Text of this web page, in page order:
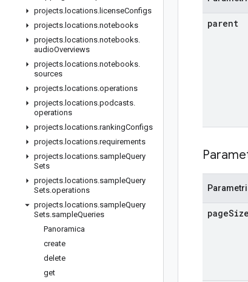
projects. locations. licenseConfigs
projects. locations.notebooks
projects. locations.notebooks.
audioOverviews
projects. locations.notebooks.
sources
projects. locations.operations
projects. locations.podcasts.
operations
projects. locations.rankingConfigs
projects. locations.requirements
projects. locations.sampleQuery
Sets
projects. locations.sampleQuery
Sets.operations
projects. locations.sampleQuery
Sets.sampleQueries
Panoramica
create
delete
get
parent
Parametri
pageSize